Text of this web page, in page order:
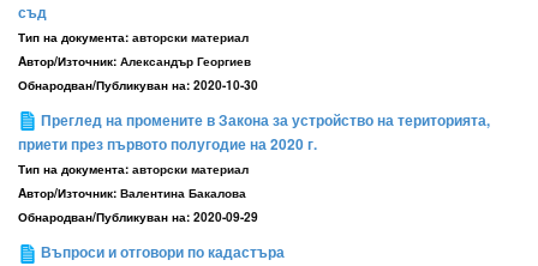
съд
Тип на документа: авторски материал
Aвтор/Източник: Александър Георгиев
Обнародван/Публикуван на: 2020-10-30
Преглед на промените в Закона за устройство на територията,
приети през първото полугодие на 2020 г.
Тип на документа: авторски материал
Aвтор/Източник: Валентина Бакалова
Обнародван/Публикуван на: 2020-09-29
Въпроси и отговори по кадастъра